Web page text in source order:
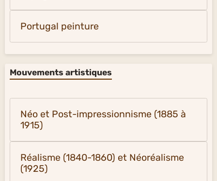
Portugal peinture
Mouvements artistiques
Néo et Post-impressionnisme (1885 à
1915)
Réalisme (1840-1860) et Néoréalisme
(1925)